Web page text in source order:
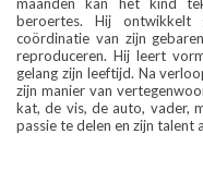
beroertes. Hij
coördinatie van zijn
reproduceren. Hij leert
gelang zijn leeftijd. Na
zijn manier van
kat, de vis, de auto, vader,
passie te delen en zijn talent